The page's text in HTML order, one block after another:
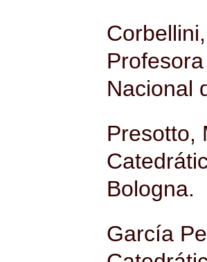
Nacional
Presotto,
Bologna.
García